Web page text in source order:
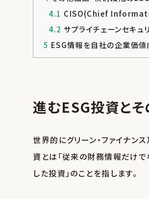
4.1 CISO(Chief
4.2 サプライチェーンセキュ
5 ESG情報を自社の企業価
進むESG投資と
世界的にグリーン・ファイナン
資とは「従来の財務情報だけ
した投資」のことを指します。